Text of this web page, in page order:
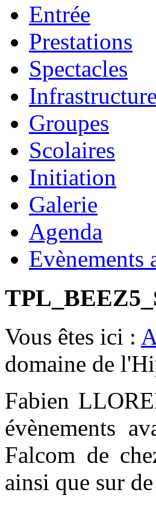
Entrée
Prestations
Spectacles
Infrastructure
Groupes
Scolaires
Initiation
Galerie
Agenda
Evènements
Vous êtes ici :
domaine de
Fabien
évènements
Falcom de
ainsi que sur